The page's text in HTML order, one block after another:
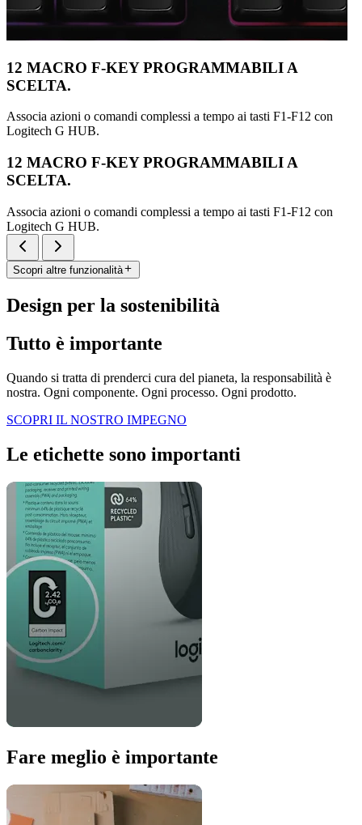
12 MACRO F-KEY PROGRAMMABILI A
SCELTA.
Associa azioni o comandi complessi a tempo ai tasti F1-F12 con
Logitech G HUB.
12 MACRO F-KEY PROGRAMMABILI A
SCELTA.
Associa azioni o comandi complessi a tempo ai tasti F1-F12 con
Logitech G HUB.
Scopri altre funzionalità
Design per la sostenibilità
Tutto è importante
Quando si tratta di prenderci cura del pianeta, la responsabilità è
nostra. Ogni componente. Ogni processo. Ogni prodotto.
SCOPRI IL NOSTRO IMPEGNO
Le etichette sono importanti
Fare meglio è importante